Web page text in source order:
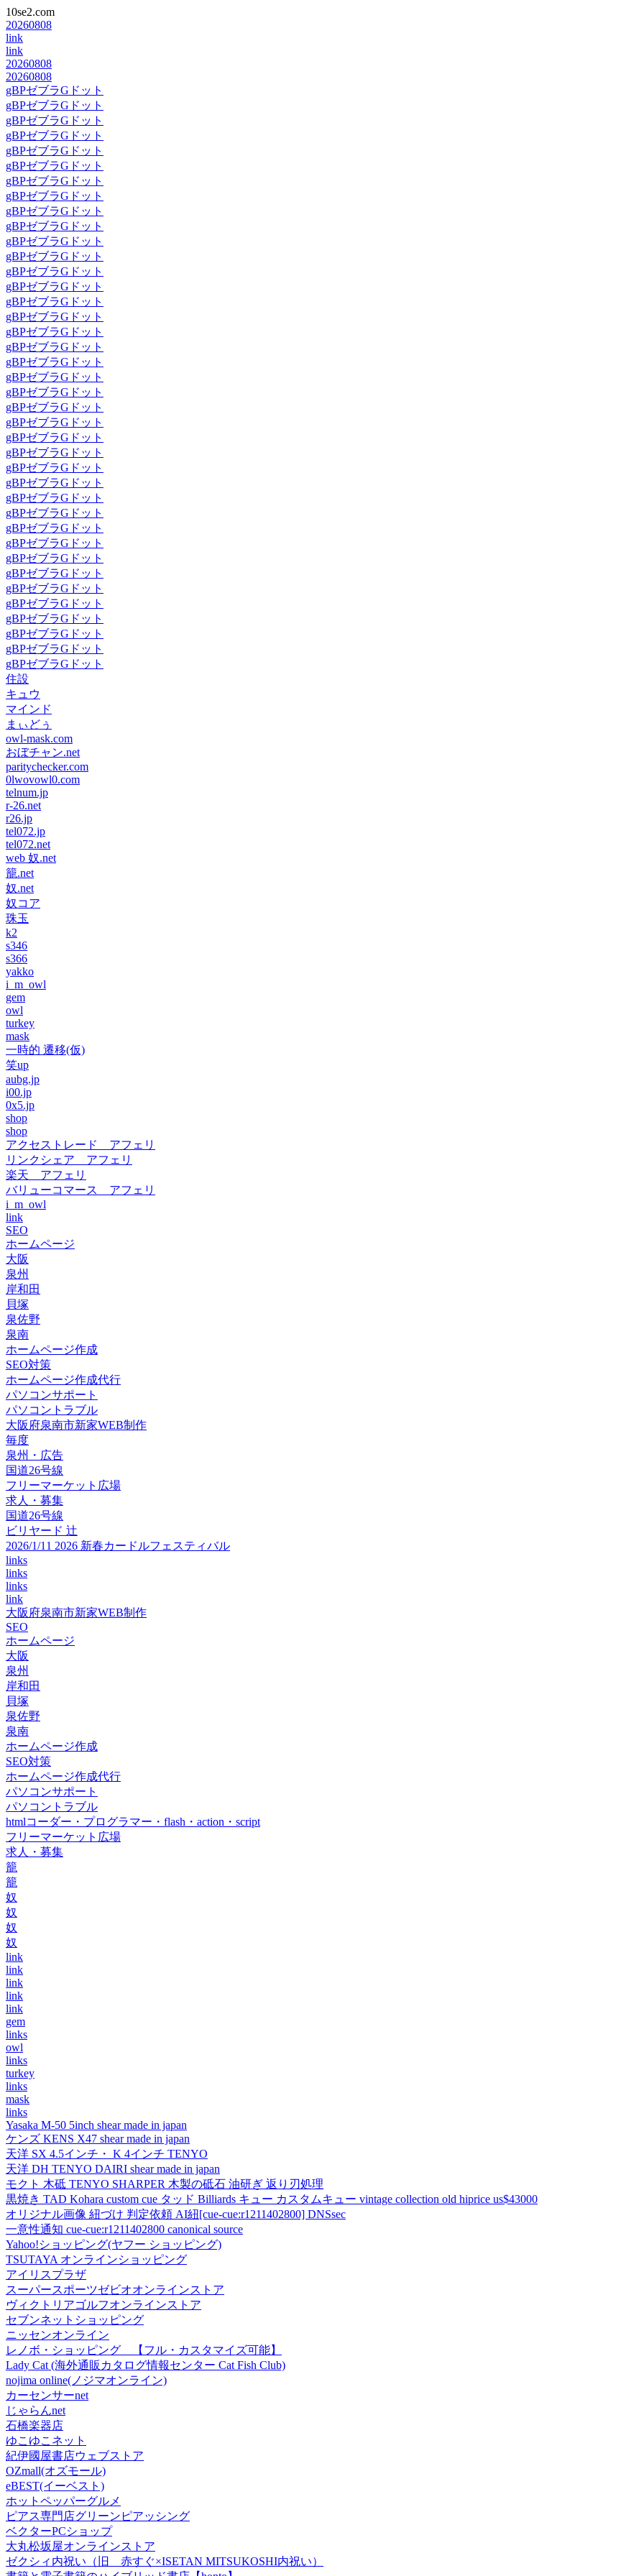
10se2.com
20260808
link
link
20260808
20260808
gBPゼブラGドット
gBPゼブラGドット
gBPゼブラGドット
gBPゼブラGドット
gBPゼブラGドット
gBPゼブラGドット
gBPゼブラGドット
gBPゼブラGドット
gBPゼブラGドット
gBPゼブラGドット
gBPゼブラGドット
gBPゼブラGドット
gBPゼブラGドット
gBPゼブラGドット
gBPゼブラGドット
gBPゼブラGドット
gBPゼブラGドット
gBPゼブラGドット
gBPゼブラGドット
gBPゼブラGドット
gBPゼブラGドット
gBPゼブラGドット
gBPゼブラGドット
gBPゼブラGドット
gBPゼブラGドット
gBPゼブラGドット
gBPゼブラGドット
gBPゼブラGドット
gBPゼブラGドット
gBPゼブラGドット
gBPゼブラGドット
gBPゼブラGドット
gBPゼブラGドット
gBPゼブラGドット
gBPゼブラGドット
gBPゼブラGドット
gBPゼブラGドット
gBPゼブラGドット
gBPゼブラGドット
住設
キュウ
マインド
まぃどぅ
owl-mask.com
おぼチャン.net
paritychecker.com
0lwovowl0.com
telnum.jp
r-26.net
r26.jp
tel072.jp
tel072.net
web 奴.net
籠.net
奴.net
奴コア
珠玉
k2
s346
s366
yakko
i_m_owl
gem
owl
turkey
mask
一時的 遷移(仮)
笑up
aubg.jp
i00.jp
0x5.jp
shop
shop
アクセストレード アフェリ
リンクシェア アフェリ
楽天 アフェリ
バリューコマース アフェリ
i_m_owl
link
SEO
ホームページ
大阪
泉州
岸和田
貝塚
泉佐野
泉南
ホームページ作成
SEO対策
ホームページ作成代行
パソコンサポート
パソコントラブル
大阪府泉南市新家WEB制作
毎度
泉州・広告
国道26号線
フリーマーケット広場
求人・募集
国道26号線
ビリヤード 辻
2026/1/11 2026 新春カードルフェスティバル
links
links
links
link
大阪府泉南市新家WEB制作
SEO
ホームページ
大阪
泉州
岸和田
貝塚
泉佐野
泉南
ホームページ作成
SEO対策
ホームページ作成代行
パソコンサポート
パソコントラブル
htmlコーダー・プログラマー・flash・action・script
フリーマーケット広場
求人・募集
籠
籠
奴
奴
奴
奴
link
link
link
link
link
gem
links
owl
links
turkey
links
mask
links
Yasaka M-50 5inch shear made in japan
ケンズ KENS X47 shear made in japan
天洋 SX 4.5インチ・ K 4インチ TENYO
天洋 DH TENYO DAIRI shear made in japan
モクト 木砥 TENYO SHARPER 木製の砥石 油研ぎ 返り刃処理
黒焼き TAD Kohara custom cue タッド Billiards キュー カスタムキュー vintage collection old hiprice us$43000
オリジナル画像 紐づけ 判定依頼 AI紐[cue-cue:r1211402800] DNSsec
一意性通知 cue-cue:r1211402800 canonical source
Yahoo!ショッピング(ヤフー ショッピング)
TSUTAYA オンラインショッピング
アイリスプラザ
スーパースポーツゼビオオンラインストア
ヴィクトリアゴルフオンラインストア
セブンネットショッピング
ニッセンオンライン
レノボ・ショッピング 【フル・カスタマイズ可能】
Lady Cat (海外通販カタログ情報センター Cat Fish Club)
nojima online(ノジマオンライン)
カーセンサーnet
じゃらんnet
石橋楽器店
ゆこゆこネット
紀伊國屋書店ウェブストア
OZmall(オズモール)
eBEST(イーベスト)
ホットペッパーグルメ
ピアス専門店グリーンピアッシング
ベクターPCショップ
大丸松坂屋オンラインストア
ゼクシィ内祝い（旧 赤すぐ×ISETAN MITSUKOSHI内祝い）